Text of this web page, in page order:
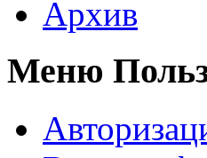
Архив
Меню